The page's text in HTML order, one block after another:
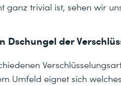
ganz trivial ist, sehen wir
Dschungel der
Umfeld eignet sich